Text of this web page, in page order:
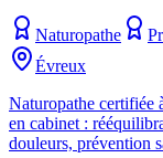
Naturopathe
Évreux
Naturopathe certifiée
en cabinet :
douleurs, prévention